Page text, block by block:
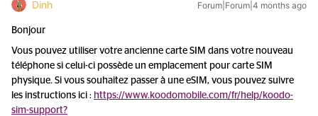
Dinh Forum|Forum|4 months ago
Bonjour
Vous pouvez utiliser votre ancienne carte SIM dans votre nouveau
téléphone si celui-ci possède un emplacement pour carte SIM
physique. Si vous souhaitez passer à une eSIM, vous pouvez suivre
les instructions ici : https://www.koodomobile.com/fr/help/koodo-
sim-support?